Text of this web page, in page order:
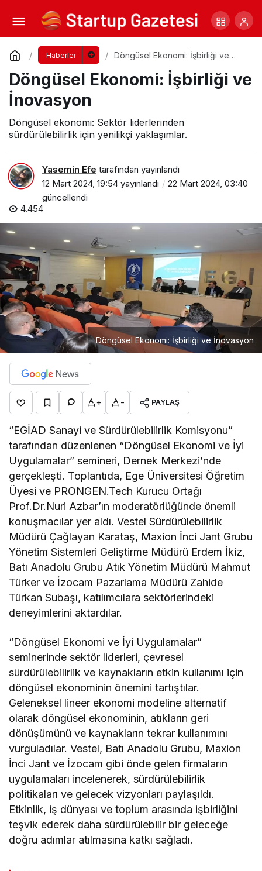
Haberler
Döngüsel Ekonomi: İşbirliği ve
Döngüsel Ekonomi: İşbirliği ve
İnovasyon
Döngüsel ekonomi: Sektör liderlerinden
sürdürülebilirlik için yenilikçi yaklaşımlar.
Yasemin Efe tarafından yayınlandı
12 Mart 2024, 19:54 yayınlandı
22 Mart 2024, 03:40
güncellendi
4.454
Döngüsel Ekonomi: İşbirliği ve İnovasyon
+ - PAYLAŞ
“EGİAD Sanayi ve Sürdürülebilirlik Komisyonu”
tarafından düzenlenen “Döngüsel Ekonomi ve İyi
Uygulamalar” semineri, Dernek Merkezi’nde
gerçekleşti. Toplantıda, Ege Üniversitesi Öğretim
Üyesi ve PRONGEN.Tech Kurucu Ortağı
Prof.Dr.Nuri Azbar’ın moderatörlüğünde önemli
konuşmacılar yer aldı. Vestel Sürdürülebilirlik
Müdürü Çağlayan Karataş, Maxion İnci Jant Grubu
Yönetim Sistemleri Geliştirme Müdürü Erdem İkiz,
Batı Anadolu Grubu Atık Yönetim Müdürü Mahmut
Türker ve İzocam Pazarlama Müdürü Zahide
Türkan Subaşı, katılımcılara sektörlerindeki
deneyimlerini aktardılar.
“Döngüsel Ekonomi ve İyi Uygulamalar”
seminerinde sektör liderleri, çevresel
sürdürülebilirlik ve kaynakların etkin kullanımı için
döngüsel ekonominin önemini tartıştılar.
Geleneksel lineer ekonomi modeline alternatif
olarak döngüsel ekonominin, atıkların geri
dönüşümünü ve kaynakların tekrar kullanımını
vurguladılar. Vestel, Batı Anadolu Grubu, Maxion
İnci Jant ve İzocam gibi önde gelen firmaların
uygulamaları incelenerek, sürdürülebilirlik
politikaları ve gelecek vizyonları paylaşıldı.
Etkinlik, iş dünyası ve toplum arasında işbirliğini
teşvik ederek daha sürdürülebilir bir geleceğe
doğru adımlar atılmasına katkı sağladı.
Mürsel Ferhat Sağlam Kariyer Zirvesi’nde
Konuştu
Yorum Yap Paylaş